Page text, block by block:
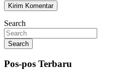
Search
Search
Pos-pos Terbaru